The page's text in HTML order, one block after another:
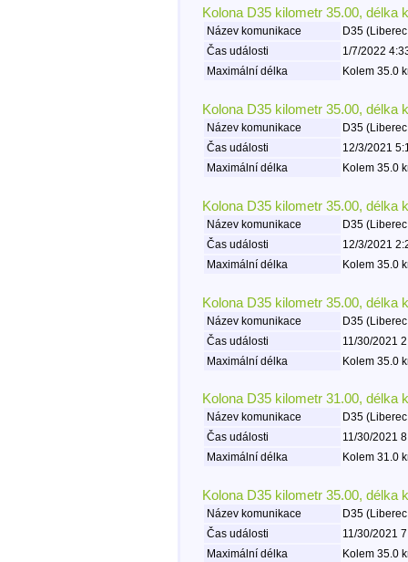
Kolona D35 kilometr 35.00, délka
Název komunikace
D35
Čas události
1/7/2022
Maximální délka
Kolem 35.0
Kolona D35 kilometr 35.00, délka
Název komunikace
D35
Čas události
12/3/2021
Maximální délka
Kolem 35.0
Kolona D35 kilometr 35.00, délka
Název komunikace
D35
Čas události
12/3/2021
Maximální délka
Kolem 35.0
Kolona D35 kilometr 35.00, délka
Název komunikace
D35
Čas události
11/30/2021
Maximální délka
Kolem 35.0
Kolona D35 kilometr 31.00, délka
Název komunikace
D35
Čas události
11/30/2021
Maximální délka
Kolem 31.0
Kolona D35 kilometr 35.00, délka
Název komunikace
D35
Čas události
11/30/2021
Maximální délka
Kolem 35.0